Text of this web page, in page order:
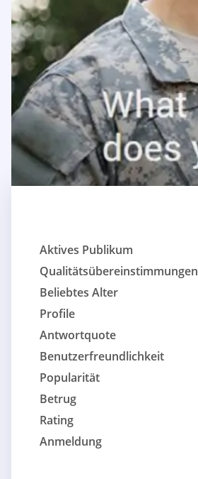
Aktives Publikum
Qualitätsübereinstimmungen
Beliebtes Alter
Profile
Antwortquote
Benutzerfreundlichkeit
Popularität
Betrug
Rating
Anmeldung